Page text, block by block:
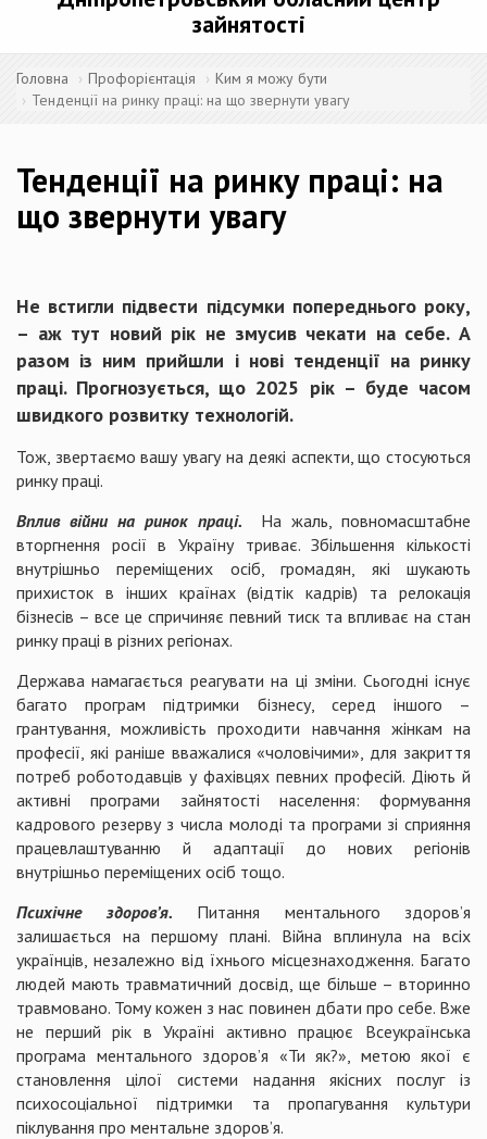
зайнятості
Головна Профорієнтація
Ким я можу бути
Тенденції на ринку праці: на що звернути увагу
Тенденції на ринку праці: на
що звернути увагу
Не встигли підвести підсумки попереднього року,
– аж тут новий рік не змусив чекати на себе. А
разом із ним прийшли і нові тенденції на ринку
праці. Прогнозується, що 2025 рік – буде часом
швидкого розвитку технологій.
Тож, звертаємо вашу увагу на деякі аспекти, що стосуються
ринку праці.
Вплив війни на ринок праці. На жаль, повномасштабне
вторгнення росії в Україну триває. Збільшення кількості
внутрішньо переміщених осіб, громадян, які шукають
прихисток в інших країнах (відтік кадрів) та релокація
бізнесів – все це спричиняє певний тиск та впливає на стан
ринку праці в різних регіонах.
Держава намагається реагувати на ці зміни. Сьогодні існує
багато програм підтримки бізнесу, серед іншого –
грантування, можливість проходити навчання жінкам на
професії, які раніше вважалися «чоловічими», для закриття
потреб роботодавців у фахівцях певних професій. Діють й
активні програми зайнятості населення: формування
кадрового резерву з числа молоді та програми зі сприяння
працевлаштуванню й адаптації до нових регіонів
внутрішньо переміщених осіб тощо.
Психічне здоров’я. Питання ментального здоров’я
залишається на першому плані. Війна вплинула на всіх
українців, незалежно від їхнього місцезнаходження. Багато
людей мають травматичний досвід, ще більше – вторинно
травмовано. Тому кожен з нас повинен дбати про себе. Вже
не перший рік в Україні активно працює Всеукраїнська
програма ментального здоров’я «Ти як?», метою якої є
становлення цілої системи надання якісних послуг із
психосоціальної підтримки та пропагування культури
піклування про ментальне здоров’я.